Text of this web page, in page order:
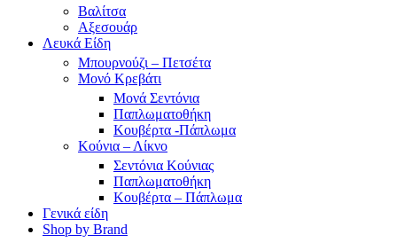
Βαλίτσα
Αξεσουάρ
Λευκά Είδη
Μπουρνούζι – Πετσέτα
Μονό Κρεβάτι
Μονά Σεντόνια
Παπλωματοθήκη
Κουβέρτα -Πάπλωμα
Κούνια – Λίκνο
Σεντόνια Κούνιας
Παπλωματοθήκη
Κουβέρτα – Πάπλωμα
Γενικά είδη
Shop by Brand